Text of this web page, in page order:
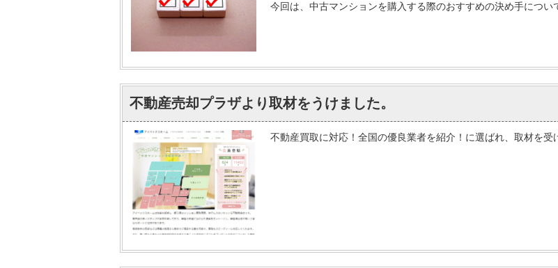
今回は、中古マンションを購入する際のおすすめの決め手につい
不動産売却プラザより取材をうけました。
不動産買取に対応！全国の優良業者を紹介！に選ばれ、取材を受